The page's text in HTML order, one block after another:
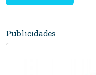
Publicidades